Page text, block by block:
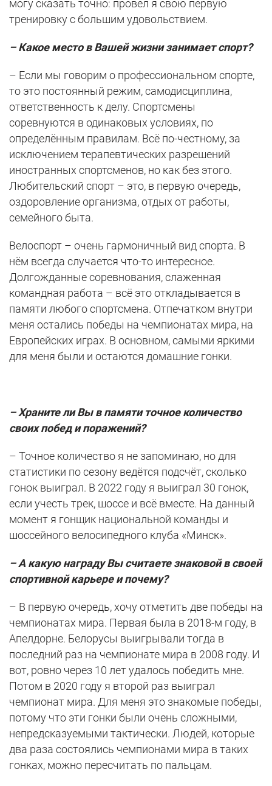
могу сказать точно: провёл я свою первую
тренировку с большим удовольствием.
– Какое место в Вашей жизни занимает спорт?
– Если мы говорим о профессиональном спорте,
то это постоянный режим, самодисциплина,
ответственность к делу. Спортсмены
соревнуются в одинаковых условиях, по
определённым правилам. Всё по-честному, за
исключением терапевтических разрешений
иностранных спортсменов, но как без этого.
Любительский спорт – это, в первую очередь,
оздоровление организма, отдых от работы,
семейного быта.
Велоспорт – очень гармоничный вид спорта. В
нём всегда случается что-то интересное.
Долгожданные соревнования, слаженная
командная работа – всё это откладывается в
памяти любого спортсмена. Отпечатком внутри
меня остались победы на чемпионатах мира, на
Европейских играх. В основном, самыми яркими
для меня были и остаются домашние гонки.
– Храните ли Вы в памяти точное количество
своих побед и поражений?
– Точное количество я не запоминаю, но для
статистики по сезону ведётся подсчёт, сколько
гонок выиграл. В 2022 году я выиграл 30 гонок,
если учесть трек, шоссе и всё вместе. На данный
момент я гонщик национальной команды и
шоссейного велосипедного клуба «Минск».
– А какую награду Вы считаете знаковой в своей
спортивной карьере и почему?
– В первую очередь, хочу отметить две победы на
чемпионатах мира. Первая была в 2018-м году, в
Апелдорне. Белорусы выигрывали тогда в
последний раз на чемпионате мира в 2008 году. И
вот, ровно через 10 лет удалось победить мне.
Потом в 2020 году я второй раз выиграл
чемпионат мира. Для меня это знакомые победы,
потому что эти гонки были очень сложными,
непредсказуемыми тактически. Людей, которые
два раза состоялись чемпионами мира в таких
гонках, можно пересчитать по пальцам.